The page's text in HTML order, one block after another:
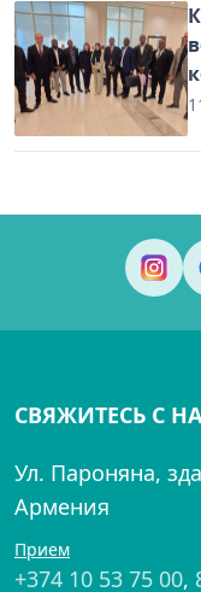
СВЯЖИТЕСЬ С
Ул. Пароняна,
Армения
Прием
+374 10 53 75 00,